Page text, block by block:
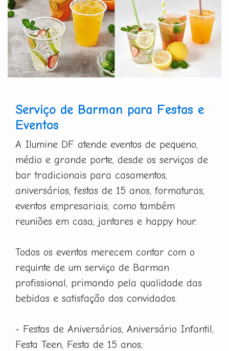
Serviço de Barman para Festas e
Eventos
A Ilumine DF atende eventos de pequeno,
médio e grande porte, desde os serviços de
bar tradicionais para casamentos,
aniversários, festas de 15 anos, formaturas,
eventos empresariais, como também
reuniões em casa, jantares e happy hour.
Todos os eventos merecem contar com o
requinte de um serviço de Barman
profissional, primando pela qualidade das
bebidas e satisfação dos convidados.
- Festas de Aniversários, Aniversário Infantil,
Festa Teen, Festa de 15 anos;